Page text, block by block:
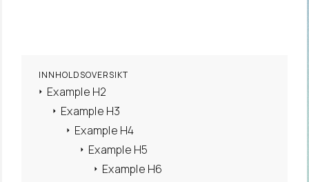
INNHOLDSOVERSIKT
Example H2
Example H3
Example H4
Example H5
Example H6